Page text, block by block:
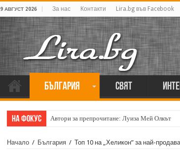
9 АВГУСТ 2026 За нас Контакти Lira.bg във Facebook
България Свят
На фокус Автори за препрочитане: Луиза Мей Олкът
Начало / България / Топ 10 на „Хеликон” за най-